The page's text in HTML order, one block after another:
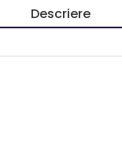
Descriere